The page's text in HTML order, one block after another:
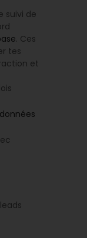
suivi de
. Ces
tes
et